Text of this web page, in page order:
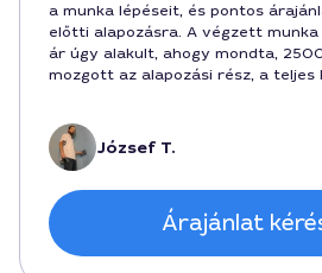
a munka lépéseit, és pontos
előtti alapozásra. A végzett munka
ár úgy alakult, ahogy mondta,
mozgott az alapozási rész, a teljes
teljesített.József T.
Árajánlat